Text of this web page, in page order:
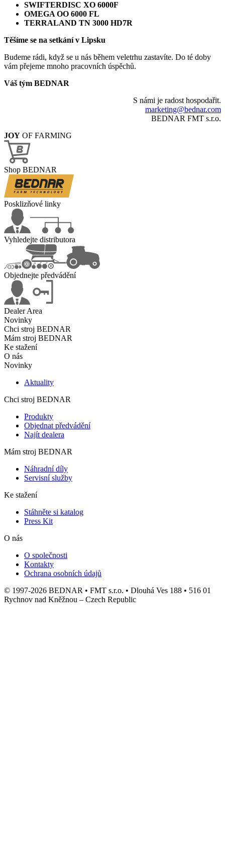
SWIFTERDISC XO 6000F
OMEGA OO 6000 FL
TERRALAND TN 3000 HD7R
Těšíme se na setkání v Lipsku
Budeme rádi, když se u nás během veletrhu zastavíte. Do té doby
vám přejeme mnoho pracovních úspěchů.
Váš tým BEDNAR
S námi je radost hospodařit.
marketing@bednar.com
BEDNAR FMT s.r.o.
JOY OF FARMING
Shop BEDNAR
Posklizňové linky
Vyhledejte distributora
Objednejte předvádění
Dealer Area
Novinky
Chci stroj BEDNAR
Mám stroj BEDNAR
Ke stažení
O nás
Novinky
Aktuality
Chci stroj BEDNAR
Produkty
Objednat předvádění
Najít dealera
Mám stroj BEDNAR
Náhradní díly
Servisní služby
Ke stažení
Stáhněte si katalog
Press Kit
O nás
O společnosti
Kontakty
Ochrana osobních údajů
© 1997-2026 BEDNAR • FMT s.r.o. • Dlouhá Ves 188 • 516 01
Rychnov nad Kněžnou – Czech Republic